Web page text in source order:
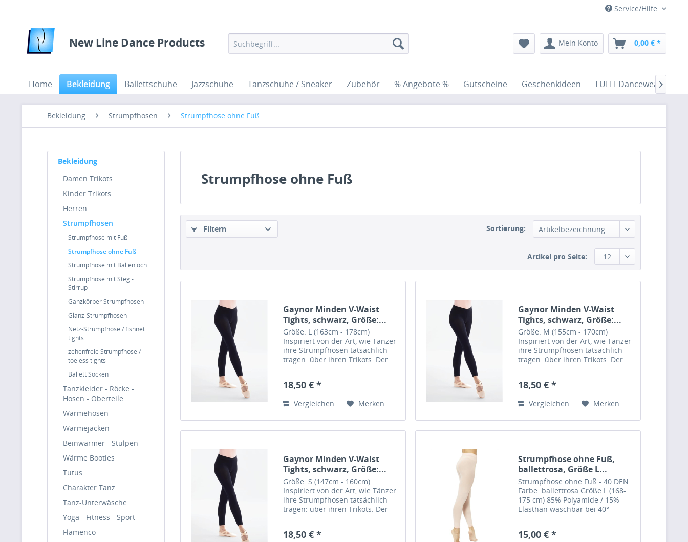
Service/Hilfe
New Line Dance Products Mein Konto 0,00 € *
Home Bekleidung Ballettschuhe Jazzschuhe Tanzschuhe / Sneaker Zubehör % Angebote % Gutscheine Geschenkideen LULLI-Dancewear
Bekleidung Strumpfhosen Strumpfhose ohne Fuß
Bekleidung
Damen Trikots
Kinder Trikots
Herren
Strumpfhosen
Strumpfhose mit Fuß
Strumpfhose ohne Fuß
Strumpfhose mit Ballenloch
Strumpfhose mit Steg -
Stirrup
Ganzkörper Strumpfhosen
Glanz-Strumpfhosen
Netz-Strumpfhose / fishnet
tights
zehenfreie Strumpfhose /
toeless tights
Ballett Socken
Tanzkleider - Röcke -
Hosen - Oberteile
Wärmehosen
Wärmejacken
Beinwärmer - Stulpen
Wärme Booties
Tutus
Charakter Tanz
Tanz-Unterwäsche
Yoga - Fitness - Sport
Flamenco
Strumpfhose ohne Fuß
Filtern Sortierung: Artikelbezeichnung
Artikel pro Seite: 12
Gaynor Minden V-Waist
Tights, schwarz, Größe:...
Größe: L (163cm - 178cm)
Inspiriert von der Art, wie Tänzer
ihre Strumpfhosen tatsächlich
tragen: über ihren Trikots. Der
reicht bis unter den Bauchnabel.
18,50 € *
Vergleichen Merken
Gaynor Minden V-Waist
Tights, schwarz, Größe:...
Größe: M (155cm - 170cm)
Inspiriert von der Art, wie Tänzer
ihre Strumpfhosen tatsächlich
tragen: über ihren Trikots. Der
reicht bis unter den Bauchnabel.
18,50 € *
Vergleichen Merken
Gaynor Minden V-Waist
Tights, schwarz, Größe:...
Größe: S (147cm - 160cm)
Inspiriert von der Art, wie Tänzer
ihre Strumpfhosen tatsächlich
tragen: über ihren Trikots. Der
reicht bis unter den Bauchnabel.
18,50 € *
Strumpfhose ohne Fuß,
ballettrosa, Größe L...
Strumpfhose ohne Fuß - 40 DEN
Farbe: ballettrosa Größe L (168-
175 cm) 85% Polyamide / 15%
Elasthan waschbar bei 40°
15,00 € *